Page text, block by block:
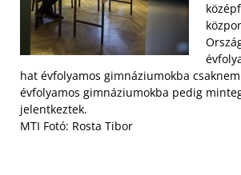
hat évfolyamos gimnáziumokba
évfolyamos gimnáziumokba pedig
jelentkeztek.
MTI Fotó: Rosta Tibor